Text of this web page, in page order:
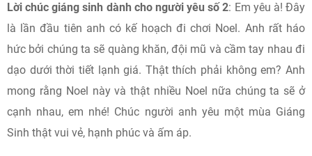
Lời chúc giáng sinh dành cho người yêu số 2: Em yêu à! Đây
là lần đầu tiên anh có kế hoạch đi chơi Noel. Anh rất háo
hức bởi chúng ta sẽ quàng khăn, đội mũ và cầm tay nhau đi
dạo dưới thời tiết lạnh giá. Thật thích phải không em? Anh
mong rằng Noel này và thật nhiều Noel nữa chúng ta sẽ ở
cạnh nhau, em nhé! Chúc người anh yêu một mùa Giáng
Sinh thật vui vẻ, hạnh phúc và ấm áp.